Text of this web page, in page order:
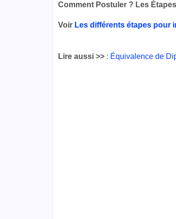
Comment Postuler ? Les
Voir Les différents étapes pour
Lire aussi >>: Équivalence de